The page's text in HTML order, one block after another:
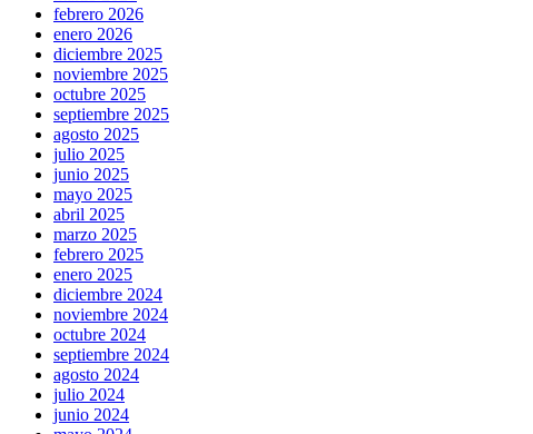
febrero 2026
enero 2026
diciembre 2025
noviembre 2025
octubre 2025
septiembre 2025
agosto 2025
julio 2025
junio 2025
mayo 2025
abril 2025
marzo 2025
febrero 2025
enero 2025
diciembre 2024
noviembre 2024
octubre 2024
septiembre 2024
agosto 2024
julio 2024
junio 2024